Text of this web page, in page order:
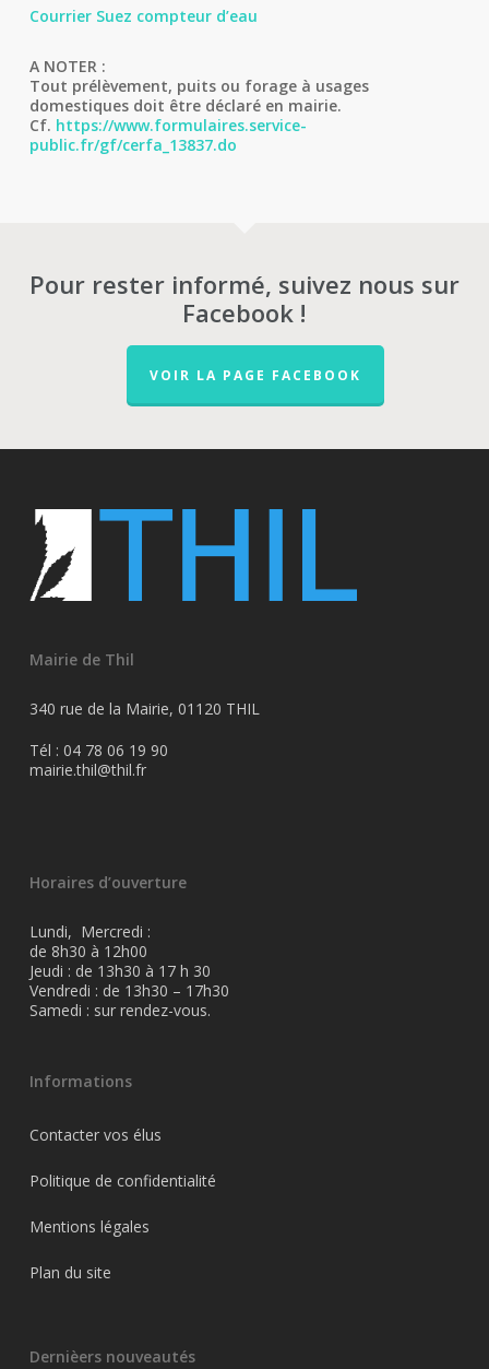
Courrier Suez compteur d’eau
A NOTER :
Tout prélèvement, puits ou forage à usages
domestiques doit être déclaré en mairie.
Cf. https://www.formulaires.service-
public.fr/gf/cerfa_13837.do
Pour rester informé, suivez nous sur
Facebook !
VOIR LA PAGE FACEBOOK
Mairie de Thil
340 rue de la Mairie, 01120 THIL
Tél : 04 78 06 19 90
mairie.thil@thil.fr
Horaires d’ouverture
Lundi, Mercredi :
de 8h30 à 12h00
Jeudi : de 13h30 à 17 h 30
Vendredi : de 13h30 – 17h30
Samedi : sur rendez-vous.
Informations
Contacter vos élus
Politique de confidentialité
Mentions légales
Plan du site
Dernièers nouveautés